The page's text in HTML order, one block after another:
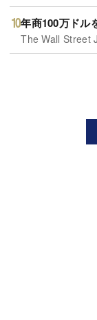
年商100万ドル
The Wall Street